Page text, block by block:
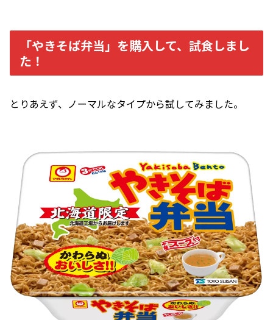
「やきそば弁当」を購入して、試食しまし
た！
とりあえず、ノーマルなタイプから試してみました。